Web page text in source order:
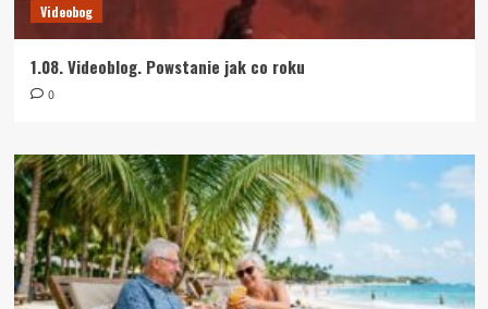
Videobog
1.08. Videoblog. Powstanie jak co roku
0